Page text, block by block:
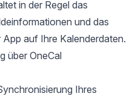
in der Regel das
und das
auf Ihre Kalenderdaten.
über OneCal
Ihres